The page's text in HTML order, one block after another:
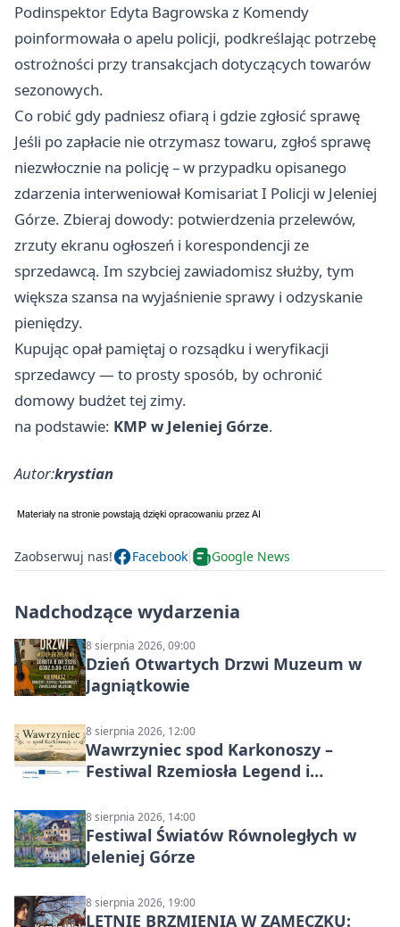
Podinspektor Edyta Bagrowska z Komendy
poinformowała o apelu policji, podkreślając potrzebę
ostrożności przy transakcjach dotyczących towarów
sezonowych.
Co robić gdy padniesz ofiarą i gdzie zgłosić sprawę
Jeśli po zapłacie nie otrzymasz towaru, zgłoś sprawę
niezwłocznie na policję – w przypadku opisanego
zdarzenia interweniował Komisariat I Policji w Jeleniej
Górze. Zbieraj dowody: potwierdzenia przelewów,
zrzuty ekranu ogłoszeń i korespondencji ze
sprzedawcą. Im szybciej zawiadomisz służby, tym
większa szansa na wyjaśnienie sprawy i odzyskanie
pieniędzy.
Kupując opał pamiętaj o rozsądku i weryfikacji
sprzedawcy — to prosty sposób, by ochronić
domowy budżet tej zimy.
na podstawie: KMP w Jeleniej Górze.
Autor:krystian
Zaobserwuj nas! Facebook Google News
Nadchodzące wydarzenia
8 sierpnia 2026, 09:00
Dzień Otwartych Drzwi Muzeum w
Jagniątkowie
8 sierpnia 2026, 12:00
Wawrzyniec spod Karkonoszy –
Festiwal Rzemiosła Legend i
8 sierpnia 2026, 14:00
Festiwal Światów Równoległych w
Jeleniej Górze
8 sierpnia 2026, 19:00
LETNIE BRZMIENIA W ZAMECZKU: